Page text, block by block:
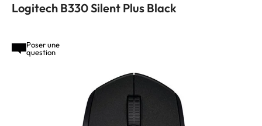
Logitech B330 Silent Plus Black
Poser une
question